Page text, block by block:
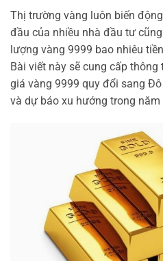
Thị trường vàng luôn biến
đầu của nhiều nhà đầu tư
lượng vàng 9999 bao nhiêu
Bài viết này sẽ cung cấp
giá vàng 9999 quy đổi sang
và dự báo xu hướng trong năm